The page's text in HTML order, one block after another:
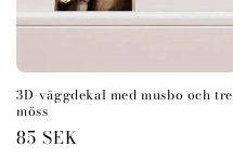
3D-väggdekal med musbo och tre
möss
Ordinarie
85 SEK